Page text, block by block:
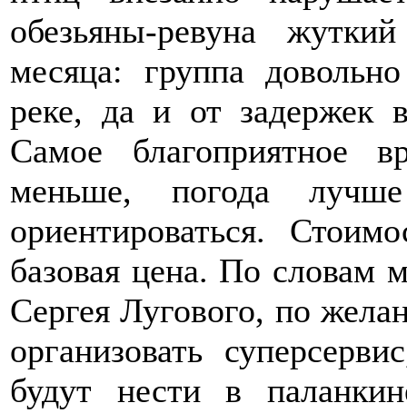
обезьяны-ревуна
месяца: группа
реке, да и от задержек
Самое благоприятное
меньше, погода
ориентироваться.
базовая цена. По словам
Сергея Лугового, по
организовать
будут нести в